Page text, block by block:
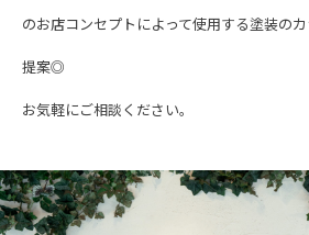
のお店コンセプトによって使用する塗装の
提案◎
お気軽にご相談ください。